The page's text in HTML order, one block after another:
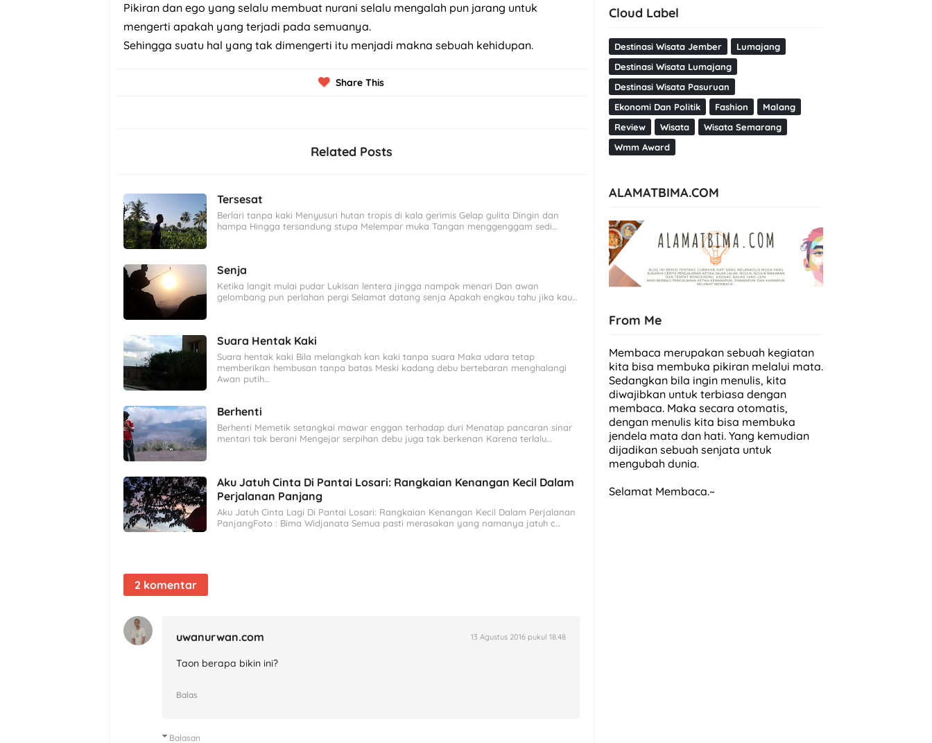
Pikiran dan ego yang selalu membuat nurani selalu mengalah pun jarang untuk
mengerti apakah yang terjadi pada semuanya.
Sehingga suatu hal yang tak dimengerti itu menjadi makna sebuah kehidupan.
Share This
Related Posts
Tersesat
Berlari tanpa kaki Menyusuri hutan tropis di kala gerimis Gelap gulita Dingin dan
hampa Hingga tersandung stupa Melempar muka Tangan menggenggam sedi…
Senja
Ketika langit mulai pudar Lukisan lentera jingga nampak menari Dan awan
gelombang pun perlahan pergi Selamat datang senja Apakah engkau tahu jika kau…
Suara Hentak Kaki
Suara hentak kaki Bila melangkah kan kaki tanpa suara Maka udara tetap
memberikan hembusan tanpa batas Meski kadang debu bertebaran menghalangi
Awan putih…
Berhenti
Berhenti Memetik setangkai mawar enggan terhadap duri Menatap pancaran sinar
mentari tak berani Mengejar serpihan debu juga tak berkenan Karena terlalu…
Aku Jatuh Cinta Di Pantai Losari: Rangkaian Kenangan Kecil Dalam
Perjalanan Panjang
Aku Jatuh Cinta Lagi Di Pantai Losari: Rangkaian Kenangan Kecil Dalam Perjalanan
PanjangFoto : Bima Widjanata Semua pasti merasakan yang namanya jatuh c…
2 komentar
uwanurwan.com 13 Agustus 2016 pukul 18.48
Taon berapa bikin ini?
Balas
Balasan
Cloud Label
Destinasi Wisata Jember
Lumajang
Destinasi Wisata Lumajang
Destinasi Wisata Pasuruan
Ekonomi Dan Politik
Fashion
Malang
Review
Wisata
Wisata Semarang
Wmm Award
ALAMATBIMA.COM
From Me
Membaca merupakan sebuah kegiatan
kita bisa membuka pikiran melalui mata.
Sedangkan bila ingin menulis, kita
diwajibkan untuk terbiasa dengan
membaca. Maka secara otomatis,
dengan menulis kita bisa membuka
jendela mata dan hati. Yang kemudian
dijadikan sebuah senjata untuk
mengubah dunia.
Selamat Membaca.~